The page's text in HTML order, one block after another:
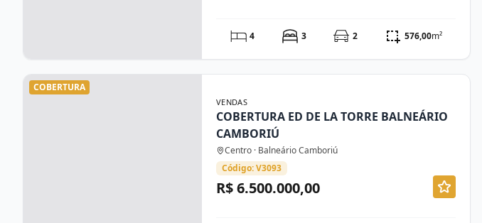
4 3 2 576,00m²
COBERTURA
VENDAS
COBERTURA ED DE LA TORRE BALNEÁRIO
CAMBORIÚ
Centro · Balneário Camboriú
Código: V3093
R$ 6.500.000,00